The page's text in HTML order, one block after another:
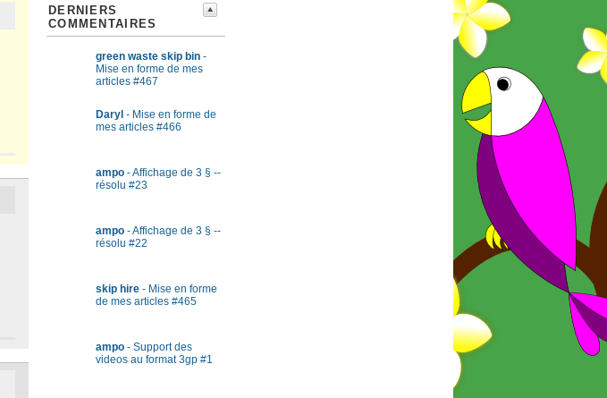
DERNIERS
COMMENTAIRES
green waste skip bin -
Mise en forme de mes
articles #467
Daryl - Mise en forme de
mes articles #466
ampo - Affichage de 3 § --
résolu #23
ampo - Affichage de 3 § --
résolu #22
skip hire - Mise en forme
de mes articles #465
ampo - Support des
videos au format 3gp #1